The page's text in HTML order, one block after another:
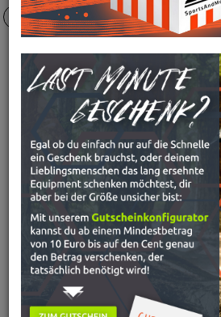
15,95€
SCOTT TEAR-OFFS